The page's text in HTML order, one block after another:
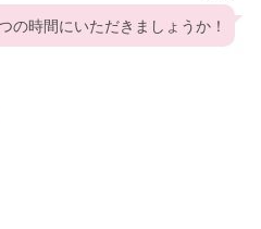
の時間にいただきましょうか！